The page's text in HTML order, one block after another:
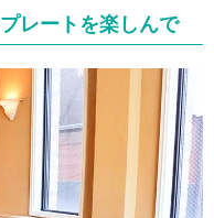
レートを楽しんで